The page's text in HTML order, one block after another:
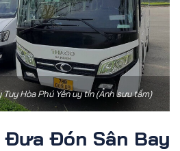
Hòa Phú Yên uy tín (Ảnh sưu tầm)
Đón Sân Bay